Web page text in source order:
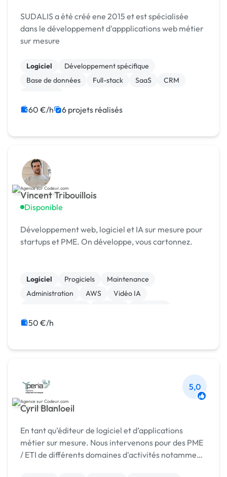
SUDALIS a été créé ene 2015 et est spécialisée
dans le développement d'appplications web métier
sur mesure
Logiciel
Développement spécifique
Base de données
Full-stack SaaS
CRM
60 €/h 6 projets réalisés
Vincent Tribouillois
Disponible
Développement web, logiciel et IA sur mesure pour
startups et PME. On développe, vous cartonnez.
Logiciel Progiciels
Maintenance
Administration
AWS
Vidéo IA
Big Data
50 €/h
Cyril Blanloeil
5,0
En tant qu’éditeur de logiciel et d’applications
métier sur mesure. Nous intervenons pour des PME
/ ETI de différents domaines d'activités notamment